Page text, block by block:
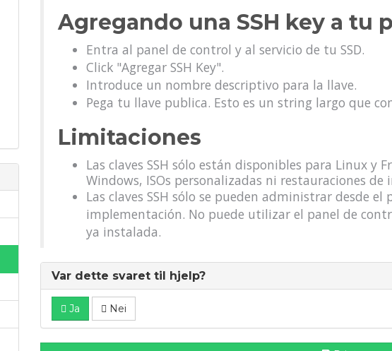
Agregando una SSH key a tu
Entra al panel de control y al servicio de tu SSD.
Click "Agregar SSH Key".
Introduce un nombre descriptivo para la llave.
Pega tu llave publica. Esto es un string largo que
Limitaciones
Las claves SSH sólo están disponibles para Linux y
Windows, ISOs personalizadas ni restauraciones de
Las claves SSH sólo se pueden administrar desde
implementación. No puede utilizar el panel de
ya instalada.
Var dette svaret til hjelp?
Ja Nei